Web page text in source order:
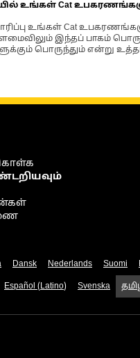
உங்கள் Cat
உங்கள் Cat
இந்தப் பாகம்
பொருந்தும் என்று
Dansk Nederlands Suomi
Español (Latino) Svenska